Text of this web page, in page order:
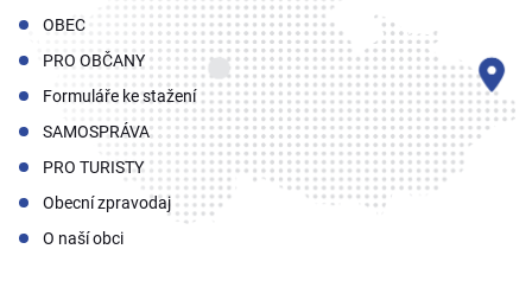
OBEC
PRO OBČANY
Formuláře ke stažení
SAMOSPRÁVA
PRO TURISTY
Obecní zpravodaj
O naší obci